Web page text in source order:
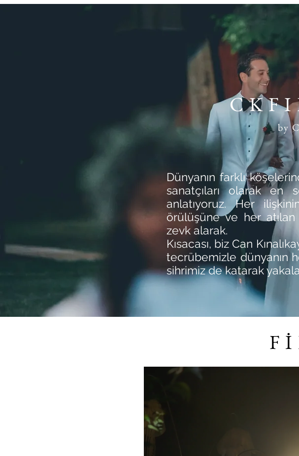
C K F I
by
Dünyanın farklı
sanatçıları olarak en
anlatıyoruz. Her
örülüşüne ve her
zevk alarak.
Kısacası, biz Can
tecrübemizle dünyanın
sihrimiz de katarak
F İ